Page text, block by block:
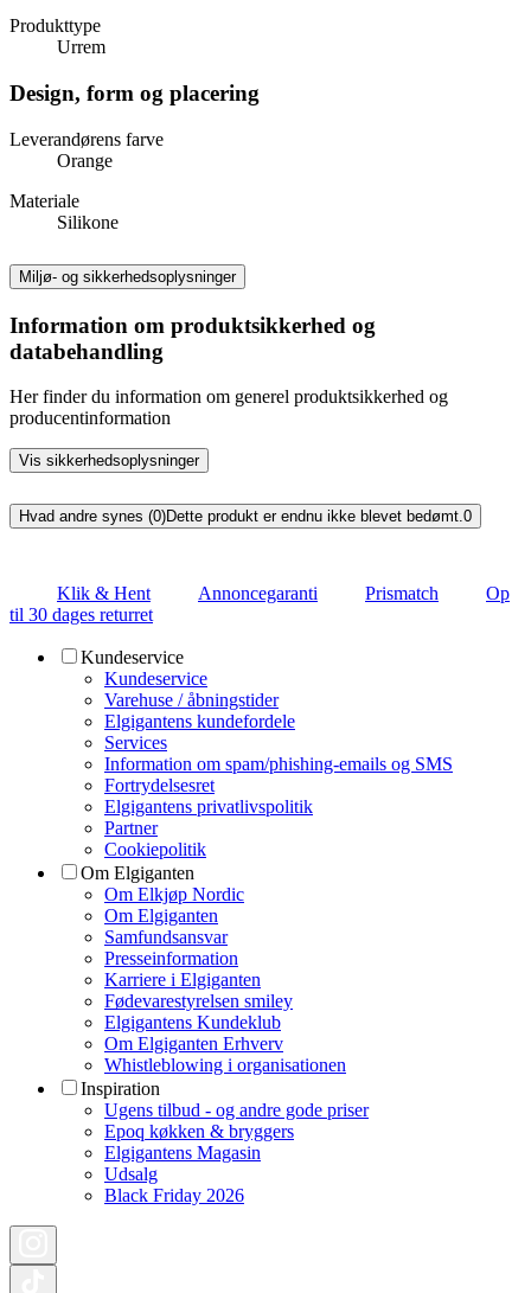
Produkttype
Urrem
Design, form og placering
Leverandørens farve
Orange
Materiale
Silikone
Miljø- og sikkerhedsoplysninger
Information om produktsikkerhed og
databehandling
Her finder du information om generel produktsikkerhed og
producentinformation
Vis sikkerhedsoplysninger
Hvad andre synes (0)Dette produkt er endnu ikke blevet bedømt.0
Klik & Hent Annoncegaranti Prismatch
Op
til 30 dages returret
Kundeservice
Kundeservice
Varehuse / åbningstider
Elgigantens kundefordele
Services
Information om spam/phishing-emails og SMS
Fortrydelsesret
Elgigantens privatlivspolitik
Partner
Cookiepolitik
Om Elgiganten
Om Elkjøp Nordic
Om Elgiganten
Samfundsansvar
Presseinformation
Karriere i Elgiganten
Fødevarestyrelsen smiley
Elgigantens Kundeklub
Om Elgiganten Erhverv
Whistleblowing i organisationen
Inspiration
Ugens tilbud - og andre gode priser
Epoq køkken & bryggers
Elgigantens Magasin
Udsalg
Black Friday 2026